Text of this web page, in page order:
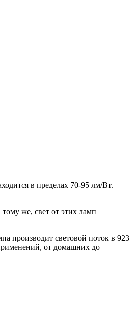
в пределах 70-95 лм/Вт.
же, свет от этих ламп
производит световой поток в 923
от домашних до